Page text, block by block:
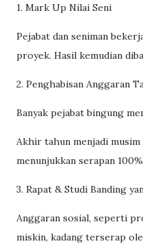
1. Mark Up Nilai Seni
Pejabat dan seniman
proyek. Hasil kemudian
2. Penghabisan Anggaran
Banyak pejabat bingung
Akhir tahun menjadi
menunjukkan serapan
3. Rapat & Studi Banding
Anggaran sosial, seperti
miskin, kadang terserap